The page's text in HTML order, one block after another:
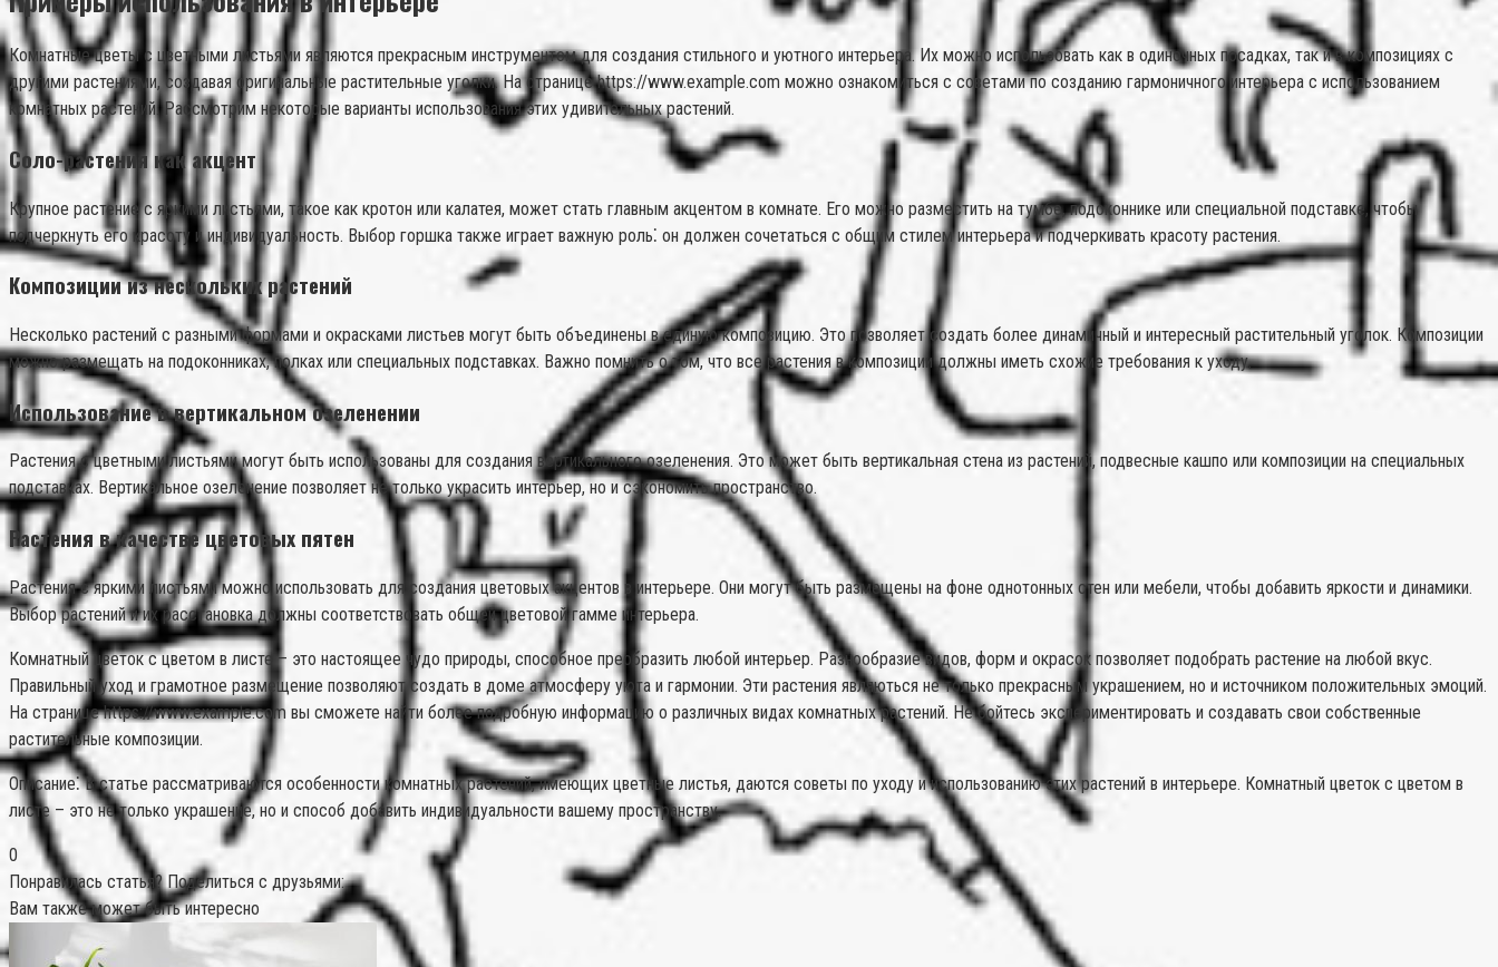
Комнатные цветы с цветными листьями являются прекрасным инструментом для создания стильного и уютного интерьера. Их можно использовать как в одиночных посадках, так и в композициях с
другими растениями, создавая оригинальные растительные уголки. На странице https://www.example.com можно ознакомиться с советами по созданию гармоничного интерьера с использованием
комнатных растений. Рассмотрим некоторые варианты использования этих удивительных растений.
Соло-растения как акцент
Крупное растение с яркими листьями, такое как кротон или калатея, может стать главным акцентом в комнате. Его можно разместить на тумбе, подоконнике или специальной подставке, чтобы
подчеркнуть его красоту и индивидуальность. Выбор горшка также играет важную роль⁚ он должен сочетаться с общим стилем интерьера и подчеркивать красоту растения.
Композиции из нескольких растений
Несколько растений с разными формами и окрасками листьев могут быть объединены в единую композицию. Это позволяет создать более динамичный и интересный растительный уголок. Композиции
можно размещать на подоконниках, полках или специальных подставках. Важно помнить о том, что все растения в композиции должны иметь схожие требования к уходу.
Использование в вертикальном озеленении
Растения с цветными листьями могут быть использованы для создания вертикального озеленения. Это может быть вертикальная стена из растений, подвесные кашпо или композиции на специальных
подставках. Вертикальное озеленение позволяет не только украсить интерьер, но и сэкономить пространство.
Растения в качестве цветовых пятен
Растения с яркими листьями можно использовать для создания цветовых акцентов в интерьере. Они могут быть размещены на фоне однотонных стен или мебели, чтобы добавить яркости и динамики.
Выбор растений и их расстановка должны соответствовать общей цветовой гамме интерьера.
Комнатный цветок с цветом в листе – это настоящее чудо природы, способное преобразить любой интерьер. Разнообразие видов, форм и окрасок позволяет подобрать растение на любой вкус.
Правильный уход и грамотное размещение позволяют создать в доме атмосферу уюта и гармонии. Эти растения являються не только прекрасным украшением, но и источником положительных эмоций.
На странице https://www.example.com вы сможете найти более подробную информацию о различных видах комнатных растений. Не бойтесь экспериментировать и создавать свои собственные
растительные композиции.
Описание⁚ В статье рассматриваются особенности комнатных растений, имеющих цветные листья, даются советы по уходу и использованию этих растений в интерьере. Комнатный цветок с цветом в
листе – это не только украшение, но и способ добавить индивидуальности вашему пространству.
0
Понравилась статья? Поделиться с друзьями:
Вам также может быть интересно